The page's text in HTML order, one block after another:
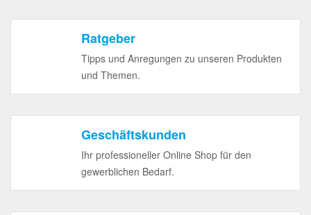
Ratgeber
Tipps und Anregungen zu unseren Produkten
und Themen.
Geschäftskunden
Ihr professioneller Online Shop für den
gewerblichen Bedarf.